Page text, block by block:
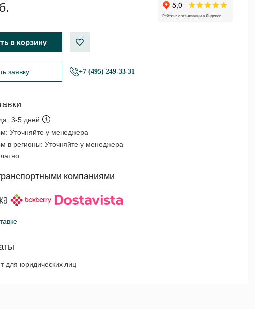
заявку +7 (495) 249-33-31
3-5 дней
Уточняйте у менеджера
в регионы: Уточняйте у менеджера
компаниями
для юридических лиц